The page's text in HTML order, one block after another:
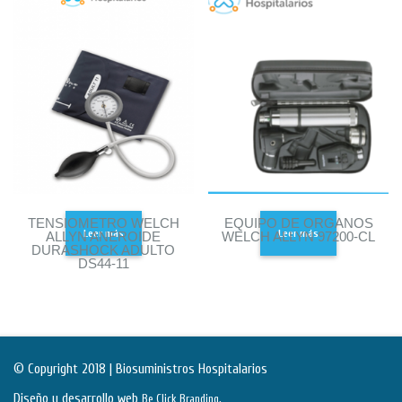
TENSIOMETRO WELCH
ALLYN ANEROIDE
DURASHOCK ADULTO
DS44-11
Leer más
EQUIPO DE ORGANOS
WELCH ALLYN 97200-CL
Leer más
© Copyright 2018 | Biosuministros Hospitalarios
Diseño y desarrollo web Be Click Branding.